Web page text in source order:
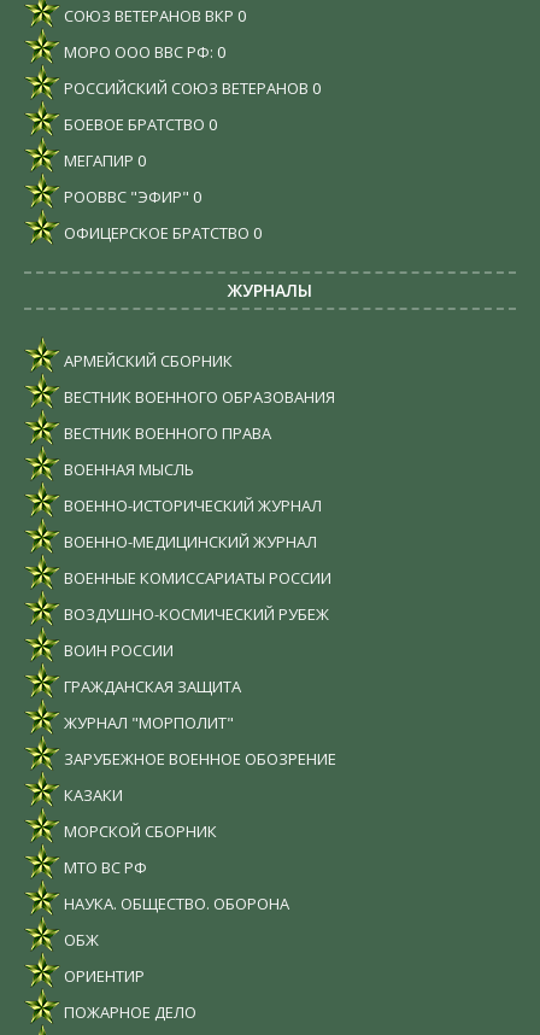
СОЮЗ ВЕТЕРАНОВ ВКР 0
МОРО ООО ВВС РФ: 0
РОССИЙСКИЙ СОЮЗ ВЕТЕРАНОВ 0
БОЕВОЕ БРАТСТВО 0
МЕГАПИР 0
РООВВС "ЭФИР" 0
ОФИЦЕРСКОЕ БРАТСТВО 0
ЖУРНАЛЫ
АРМЕЙСКИЙ СБОРНИК
ВЕСТНИК ВОЕННОГО ОБРАЗОВАНИЯ
ВЕСТНИК ВОЕННОГО ПРАВА
ВОЕННАЯ МЫСЛЬ
ВОЕННО-ИСТОРИЧЕСКИЙ ЖУРНАЛ
ВОЕННО-МЕДИЦИНСКИЙ ЖУРНАЛ
ВОЕННЫЕ КОМИССАРИАТЫ РОССИИ
ВОЗДУШНО-КОСМИЧЕСКИЙ РУБЕЖ
ВОИН РОССИИ
ГРАЖДАНСКАЯ ЗАЩИТА
ЖУРНАЛ "МОРПОЛИТ"
ЗАРУБЕЖНОЕ ВОЕННОЕ ОБОЗРЕНИЕ
КАЗАКИ
МОРСКОЙ СБОРНИК
МТО ВС РФ
НАУКА. ОБЩЕСТВО. ОБОРОНА
ОБЖ
ОРИЕНТИР
ПОЖАРНОЕ ДЕЛО